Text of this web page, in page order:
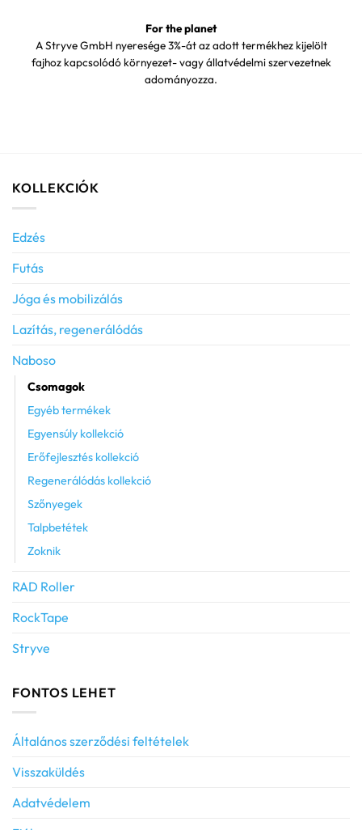
For the planet
A Stryve GmbH nyeresége 3%-át az adott termékhez kijelölt
fajhoz kapcsolódó környezet- vagy állatvédelmi szervezetnek
adományozza.
KOLLEKCIÓK
Edzés
Futás
Jóga és mobilizálás
Lazítás, regenerálódás
Naboso
Csomagok
Egyéb termékek
Egyensúly kollekció
Erőfejlesztés kollekció
Regenerálódás kollekció
Szőnyegek
Talpbetétek
Zoknik
RAD Roller
RockTape
Stryve
FONTOS LEHET
Általános szerződési feltételek
Visszaküldés
Adatvédelem